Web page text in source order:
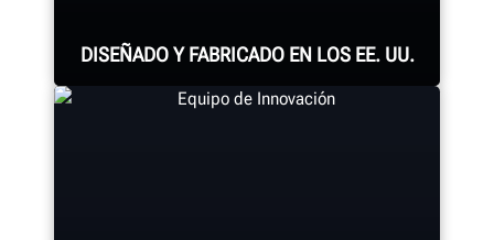
DISEÑADO Y FABRICADO EN LOS EE. UU.